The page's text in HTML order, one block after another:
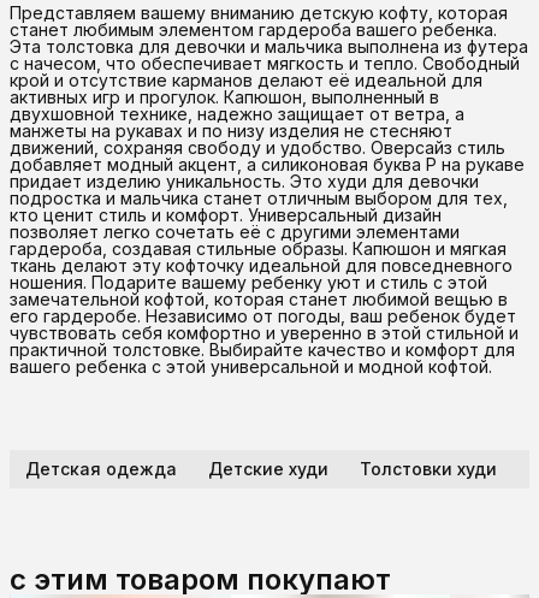
Представляем вашему вниманию детскую кофту, которая
станет любимым элементом гардероба вашего ребенка.
Эта толстовка для девочки и мальчика выполнена из футера
с начесом, что обеспечивает мягкость и тепло. Свободный
крой и отсутствие карманов делают её идеальной для
активных игр и прогулок. Капюшон, выполненный в
двухшовной технике, надежно защищает от ветра, а
манжеты на рукавах и по низу изделия не стесняют
движений, сохраняя свободу и удобство. Оверсайз стиль
добавляет модный акцент, а силиконовая буква P на рукаве
придает изделию уникальность. Это худи для девочки
подростка и мальчика станет отличным выбором для тех,
кто ценит стиль и комфорт. Универсальный дизайн
позволяет легко сочетать её с другими элементами
гардероба, создавая стильные образы. Капюшон и мягкая
ткань делают эту кофточку идеальной для повседневного
ношения. Подарите вашему ребенку уют и стиль с этой
замечательной кофтой, которая станет любимой вещью в
его гардеробе. Независимо от погоды, ваш ребенок будет
чувствовать себя комфортно и уверенно в этой стильной и
практичной толстовке. Выбирайте качество и комфорт для
вашего ребенка с этой универсальной и модной кофтой.
Детская одежда Детские худи Толстовки худи
с этим товаром покупают